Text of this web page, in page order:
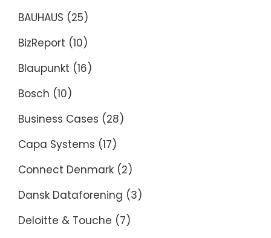
BAUHAUS (25)
BizReport (10)
Blaupunkt (16)
Bosch (10)
Business Cases (28)
Capa Systems (17)
Connect Denmark (2)
Dansk Dataforening (3)
Deloitte & Touche (7)